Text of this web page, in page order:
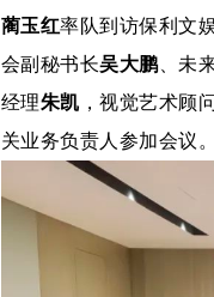
蔺玉红率队到访保利文
会副秘书长吴大鹏 、未
经理朱凯 ，视觉艺术顾
关业务负责人参加会议